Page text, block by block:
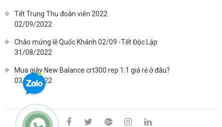
Tết Trung Thu đoàn viên 2022
02/09/2022
Chào mừng lễ Quốc Khánh 02/09 -Tết Độc Lập
31/08/2022
Mua giày New Balance crt300 rep 1:1 giá rẻ ở đâu?
03/08/2022
facebooktwittergoogleinstagramlinkedin